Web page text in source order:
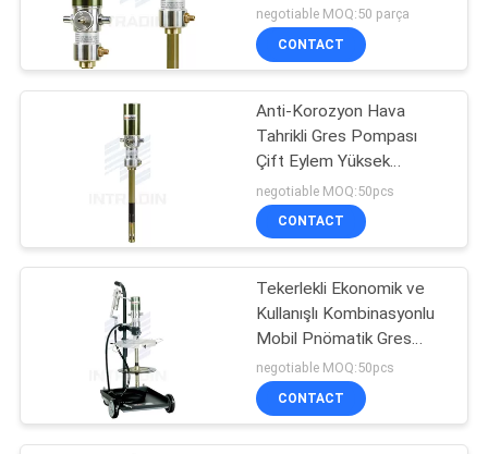
negotiable MOQ:50 parça
CONTACT
Anti-Korozyon Hava
Tahrikli Gres Pompası
Çift Eylem Yüksek
Viskoziteli Davul
Pompaları
negotiable MOQ:50pcs
CONTACT
Tekerlekli Ekonomik ve
Kullanışlı Kombinasyonlu
Mobil Pnömatik Gres
Pompası
negotiable MOQ:50pcs
CONTACT